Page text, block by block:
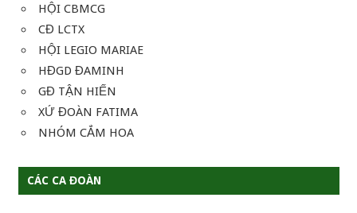
HỘI CBMCG
CĐ LCTX
HỘI LEGIO MARIAE
HĐGD ĐAMINH
GĐ TẬN HIẾN
XỨ ĐOÀN FATIMA
NHÓM CẮM HOA
CÁC CA ĐOÀN